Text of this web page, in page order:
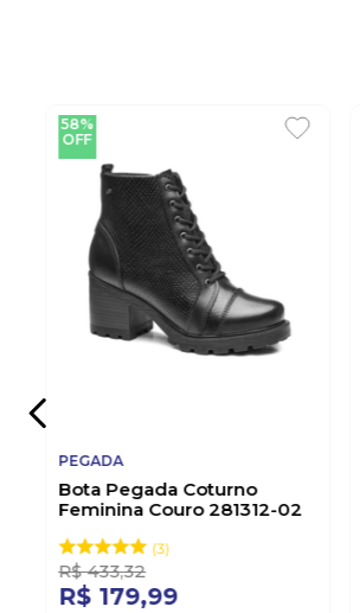
58%
OFF
PEGADA
Bota Pegada Coturno
Feminina Couro 281312-02
3
R$ 433,32
R$ 179,99